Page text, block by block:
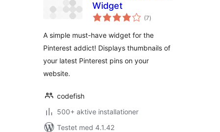
Widget
(7totale
bedømmelser
)
A simple must-have widget for the
Pinterest addict! Displays thumbnails of
your latest Pinterest pins on your
website.
codefish
500+ aktive installationer
Testet med 4.1.42